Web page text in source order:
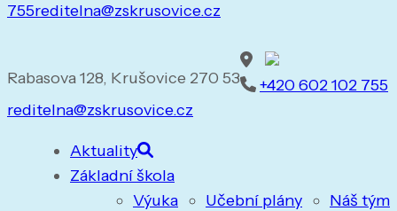
755reditelna@zskrusovice.cz
Rabasova 128, Krušovice 270 53
+420 602 102 755
reditelna@zskrusovice.cz
Aktuality
Základní škola
Výuka
Učební plány
Náš tým